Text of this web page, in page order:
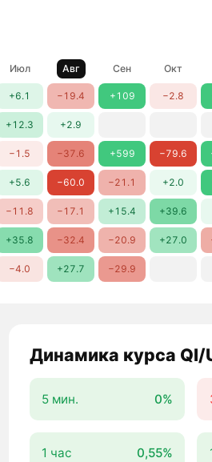
Июл Авг Сен Окт
+6.1 −19.4 +109 −2.8
+12.3 +2.9
−1.5 −37.6 +599 −79.6
+5.6 −60.0 −21.1 +2.0
−11.8 −17.1 +15.4 +39.6
+35.8 −32.4 −20.9 +27.0
−4.0 +27.7 −29.9
Динамика курса QI/
5 мин. 0%
1 час 0,55%